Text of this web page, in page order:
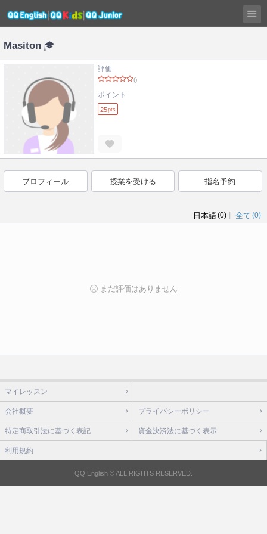
Masiton
評価
()
ポイント
25pts
プロフィール 授業を受ける 指名予約
日本語(0) 全て (0)
まだ評価はありません
マイレッスン
会社概要 プライバシーポリシー
特定商取引法に基づく表記 資金決済法に基づく表示
利用規約
QQ English © ALL RIGHTS RESERVED.